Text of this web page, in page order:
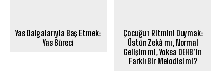
Yas Dalgalarıyla Baş Etmek:
Yas Süreci
Çocuğun Ritmini Duymak:
Üstün Zekâ mı, Normal
Gelişim mi, Yoksa DEHB’in
Farklı Bir Melodisi mi?